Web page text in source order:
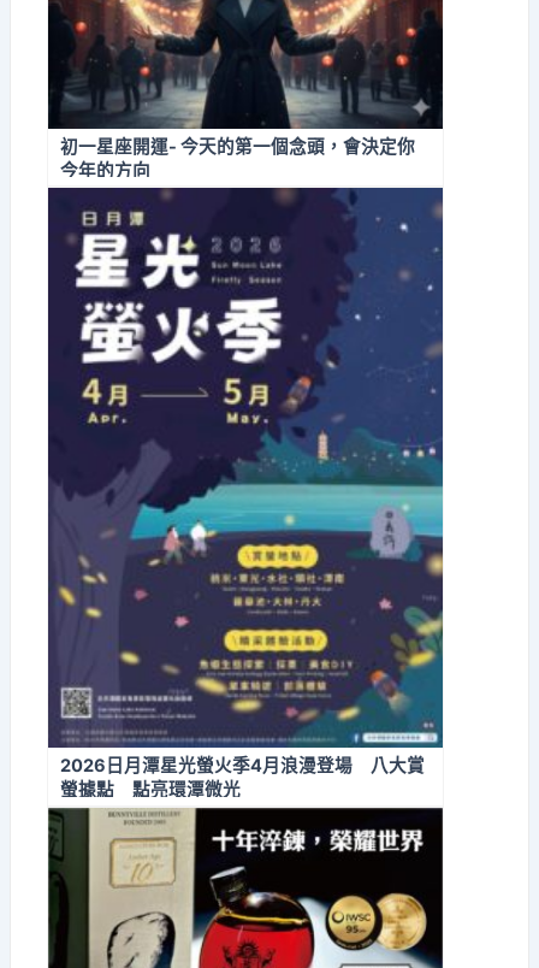
初一星座開運- 今天的第一個念頭，會決定你
今年的方向
2026日月潭星光螢火季4月浪漫登場 八大賞
螢據點 點亮環潭微光